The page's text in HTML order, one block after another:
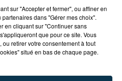
sur "Accepter et fermer", ou affiner en
dans "Gérer mes choix".
en cliquant sur "Continuer sans
que pour ce site. Vous
retirer votre consentement à tout
situé en bas de chaque page.